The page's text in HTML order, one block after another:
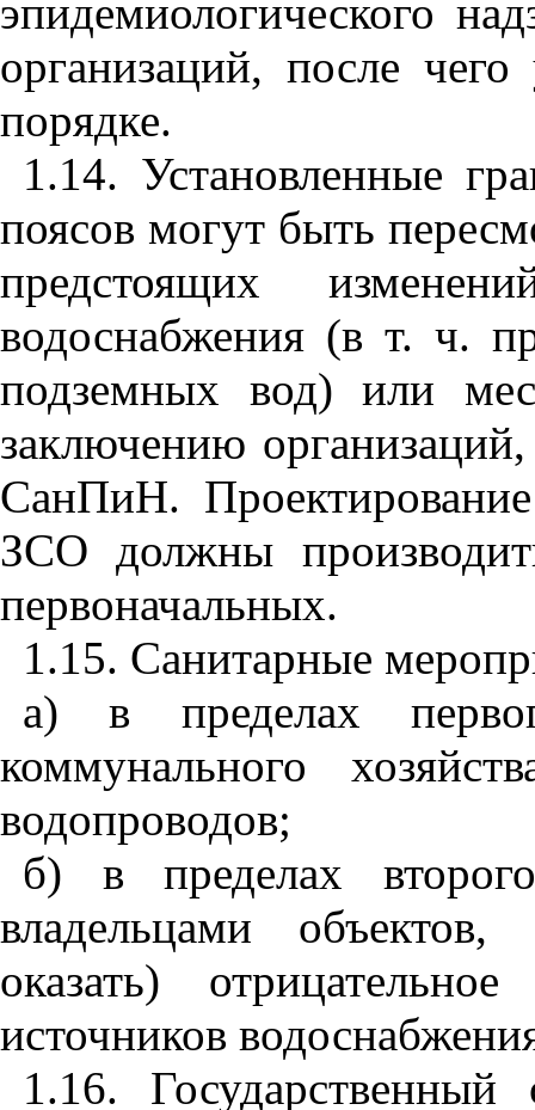
эпидемиологического
организаций, после
порядке.
1.14. Установленные
поясов могут быть
предстоящих
водоснабжения (в т. ч.
подземных вод) или
заключению
СанПиН.
ЗСО должны
первоначальных.
1.15. Санитарные
а) в пределах
коммунального
водопроводов;
б) в пределах
владельцами
оказать)
источников
1.16. Государственный